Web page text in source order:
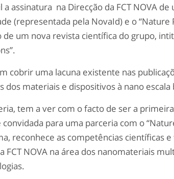
assinatura na Direcção da FCT NOVA
(representada pela NovaId) e o “Nature
de um nova revista científica do grupo,
cobrir uma lacuna existente nas
dos materiais e dispositivos à nano
tem a ver com o facto de ser a
para uma parceria com o
reconhece as competências científicas e
FCT NOVA na área dos nanomateriais